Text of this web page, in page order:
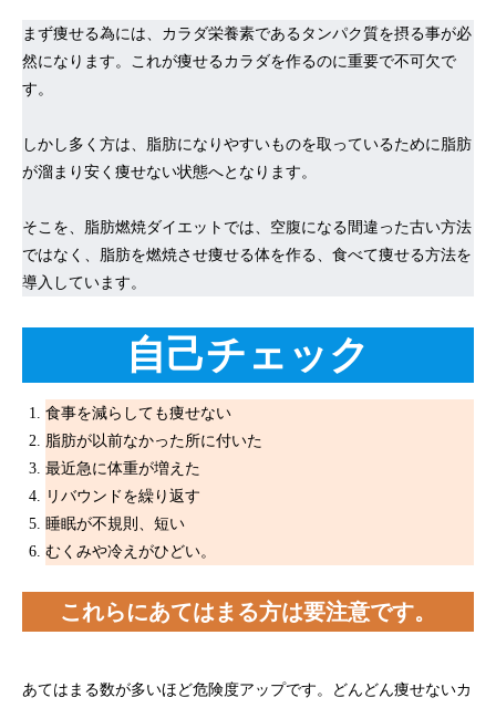
まず痩せる為には、カラダ栄養素であるタンパク質を摂る事が必
然になります。これが痩せるカラダを作るのに重要で不可欠で
す。
しかし多く方は、脂肪になりやすいものを取っているために脂肪
が溜まり安く痩せない状態へとなります。
そこを、脂肪燃焼ダイエットでは、空腹になる間違った古い方法
ではなく、脂肪を燃焼させ痩せる体を作る、食べて痩せる方法を
導入しています。
自己チェック
食事を減らしても痩せない
脂肪が以前なかった所に付いた
最近急に体重が増えた
リバウンドを繰り返す
睡眠が不規則、短い
むくみや冷えがひどい。
これらにあてはまる方は要注意です。
あてはまる数が多いほど危険度アップです。どんどん痩せないカ